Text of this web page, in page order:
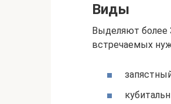
Виды
Выделяют более
встречаемых